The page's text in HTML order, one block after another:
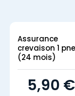
Assurance
crevaison 1
(24 mois)
5,90 €